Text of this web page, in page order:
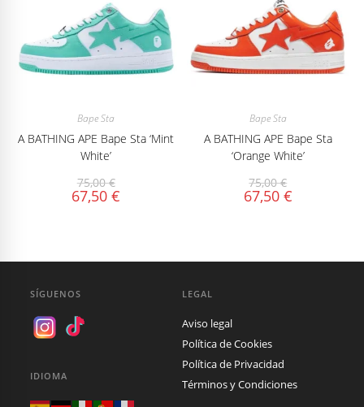
Bape Sta
A BATHING APE Bape Sta ‘Mint
White’
75,00€
67,50€
Bape Sta
A BATHING APE Bape Sta
‘Orange White’
75,00€
67,50 €
SÍGUENOS
IDIOMA
LEGAL
Aviso legal
Política de Cookies
Política de Privacidad
Términos y Condiciones